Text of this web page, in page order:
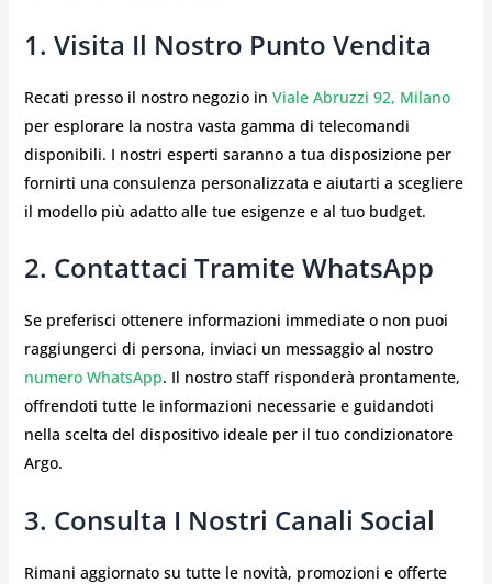
1. Visita Il Nostro Punto Vendita
Recati presso il nostro negozio in Viale Abruzzi 92, Milano
per esplorare la nostra vasta gamma di telecomandi
disponibili. I nostri esperti saranno a tua disposizione per
fornirti una consulenza personalizzata e aiutarti a scegliere
il modello più adatto alle tue esigenze e al tuo budget.
2. Contattaci Tramite WhatsApp
Se preferisci ottenere informazioni immediate o non puoi
raggiungerci di persona, inviaci un messaggio al nostro
numero WhatsApp. Il nostro staff risponderà prontamente,
offrendoti tutte le informazioni necessarie e guidandoti
nella scelta del dispositivo ideale per il tuo condizionatore
Argo.
3. Consulta I Nostri Canali Social
Rimani aggiornato su tutte le novità, promozioni e offerte